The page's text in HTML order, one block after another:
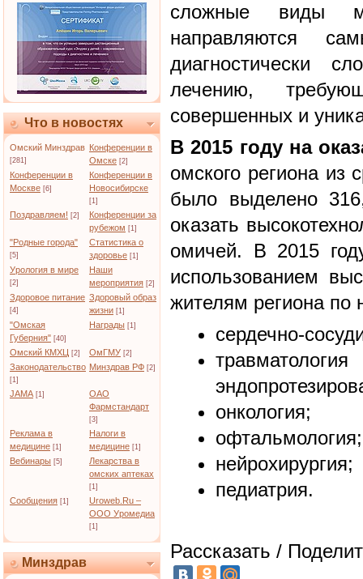
Что в новостях
Омский Минздрав
[281]
Конференции в
Омске [2]
Конференции в
Москве [6]
Конференции в
Новосибирске
[1]
Поздравляем! [2]
Конференции за
рубежом [1]
"Родные города"
[5]
Статистика о
здоровье [1]
Урология в мире
[2]
Наши
мероприятия [2]
Здоровое питание
[4]
Здоровый образ
жизни [1]
"Омская
Губерния" [40]
Награды [1]
Омский КМХЦ [2] ОмГМУ [2]
Законодательство
[1]
Минздрав РФ [2]
JAMA [1]
ОАО
Фармстандарт
[3]
Реклама в
медицине [1]
Налоги в
медицине [1]
Вебинары [5]
Лекарства в
омских аптеках
[1]
Сообщения [1]
Uroweb.Ru –
ООО Уромедиа
[1]
Минздрав
сложные виды
направляются
диагностически
лечению,
совершенных и
В 2015 году на
омского региона из
было выделено
оказать
омичей. В 2015
использованием
жителям региона по
сердечно-
онкология;
офтальмология;
нейрохирургия;
педиатрия.
Рассказать /